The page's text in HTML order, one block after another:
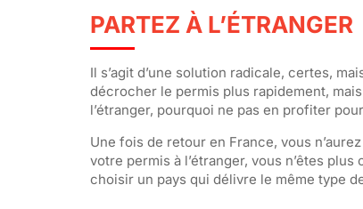
PARTEZ À L’ÉTRANGER
Il s’agit d’une solution radicale, certes,
décrocher le permis plus rapidement,
l’étranger, pourquoi ne pas en profiter
Une fois de retour en France, vous
votre permis à l’étranger, vous n’êtes
choisir un pays qui délivre le même type